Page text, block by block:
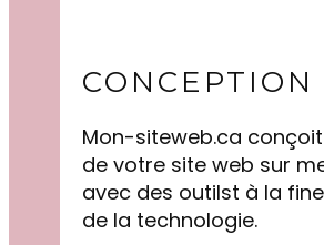
CONCEPTION
Mon-siteweb.ca
de votre site web sur
avec des outilst à la
de la technologie.